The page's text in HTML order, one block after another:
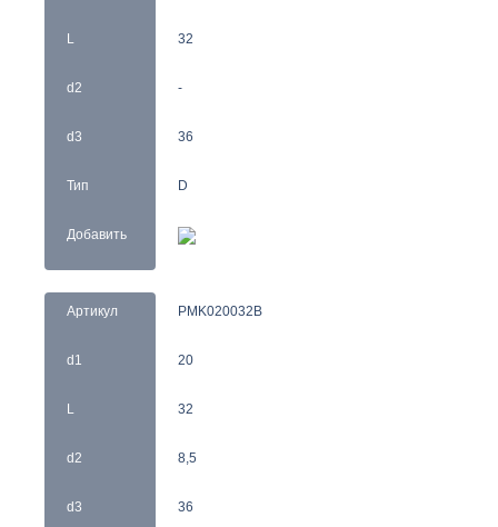
L
d2
d3
Тип
Добавить
32
-
36
D
Артикул
d1
L
d2
d3
PMK020032B
20
32
8,5
36